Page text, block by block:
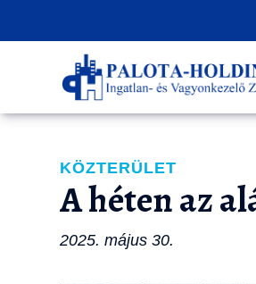
KÖZTERÜLET
A héten az
2025. május 30.